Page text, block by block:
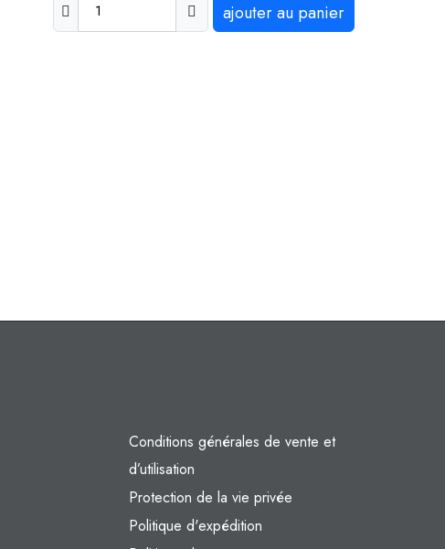
ajouter au panier
Conditions générales de vente et
d’utilisation
Protection de la vie privée
Politique d'expédition